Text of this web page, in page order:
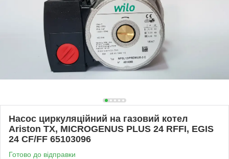
Насос циркуляційний на газовий котел
Ariston TX, MICROGENUS PLUS 24 RFFI, EGIS
24 CF/FF 65103096
Готово до відправки